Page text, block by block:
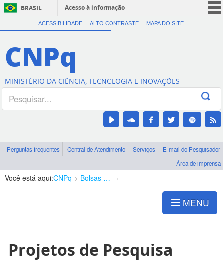
BRASIL
Acesso à informação
CORONAVÍRUS (COVID-19)
Canais
ACESSIBILIDADE ALTO CONTRASTE MAPA DO SITE
CNPq
MINISTÉRIO DA CIÊNCIA, TECNOLOGIA E INOVAÇÕES
Perguntas frequentes Central de Atendimento Serviços
E-mail do Pesquisador
Área de imprensa
Você está aqui:CNPq Bolsas e Auxílios Vigentes
MENU
Projetos de Pesquisa